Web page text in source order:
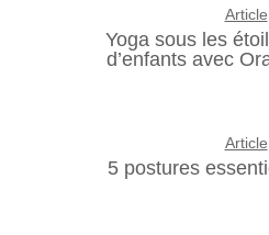
Article
Yoga sous les
d’enfants avec
Article
5 postures